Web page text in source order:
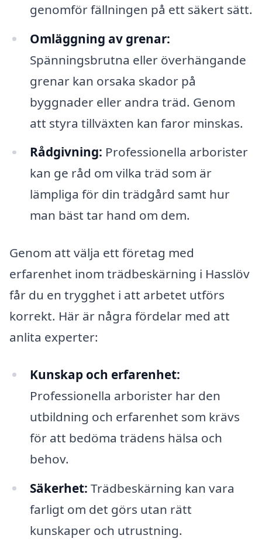
genomför fällningen på ett säkert sätt.
Omläggning av grenar:
Spänningsbrutna eller överhängande
grenar kan orsaka skador på
byggnader eller andra träd. Genom
att styra tillväxten kan faror minskas.
Rådgivning: Professionella arborister
kan ge råd om vilka träd som är
lämpliga för din trädgård samt hur
man bäst tar hand om dem.
Genom att välja ett företag med
erfarenhet inom trädbeskärning i Hasslöv
får du en trygghet i att arbetet utförs
korrekt. Här är några fördelar med att
anlita experter:
Kunskap och erfarenhet:
Professionella arborister har den
utbildning och erfarenhet som krävs
för att bedöma trädens hälsa och
behov.
Säkerhet: Trädbeskärning kan vara
farligt om det görs utan rätt
kunskaper och utrustning.